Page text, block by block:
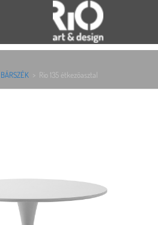
> Rio 135 étkezőasztal